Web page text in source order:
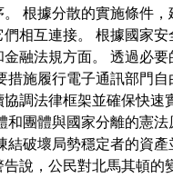
根據分散的實施條件，
相互連接。 根據國家安
融法規方面。 透過必要
措施履行電子通訊部門自
調法律框架並確保快速
和團體與國家分離的憲法
破壞局勢穩定者的資產
說，公民對北馬其頓的